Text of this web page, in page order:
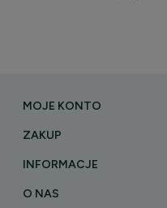
MOJE KONTO
ZAKUP
INFORMACJE
O NAS